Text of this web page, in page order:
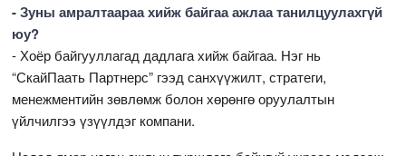
- Зуны амралтаараа хийж байгаа ажлаа танилцуулахгүй
юу?
- Хоёр байгууллагад дадлага хийж байгаа. Нэг нь
“СкайПаать Партнерс” гээд санхүүжилт, стратеги,
менежментийн зөвлөмж болон хөрөнгө оруулалтын
үйлчилгээ үзүүлдэг компани.